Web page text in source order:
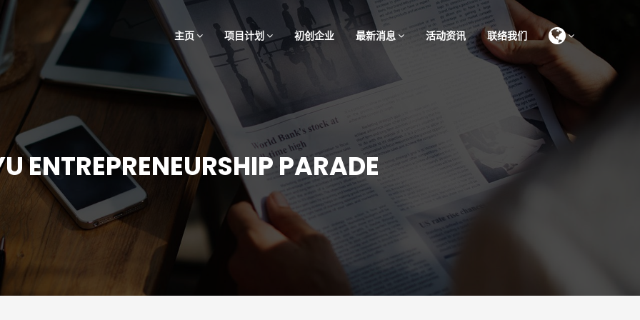
主页 项目计划 初创企业 最新消息 活动资讯 联络我们
ENTREPRENEURSHIP PARADE